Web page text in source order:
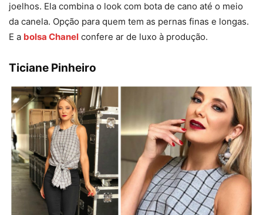
joelhos. Ela combina o look com bota de cano até o meio
da canela. Opção para quem tem as pernas finas e longas.
E a bolsa Chanel confere ar de luxo à produção.
Ticiane Pinheiro